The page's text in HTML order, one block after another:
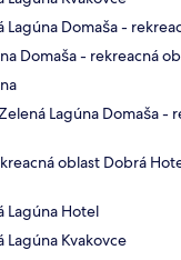
Lagúna Domaša -
Domaša - rekreacná
Lagúna Domaša -
oblast Dobrá
Lagúna Hotel
Lagúna Kvakovce